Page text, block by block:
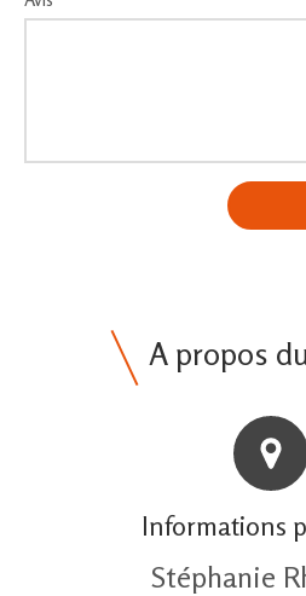
A propos
Informations
Stéphanie